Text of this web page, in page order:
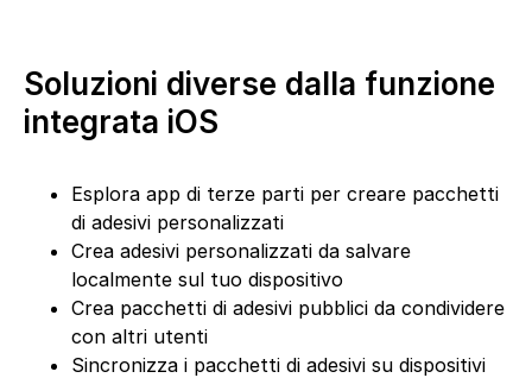
Soluzioni diverse dalla funzione
integrata iOS
Esplora app di terze parti per creare pacchetti
di adesivi personalizzati
Crea adesivi personalizzati da salvare
localmente sul tuo dispositivo
Crea pacchetti di adesivi pubblici da condividere
con altri utenti
Sincronizza i pacchetti di adesivi su dispositivi